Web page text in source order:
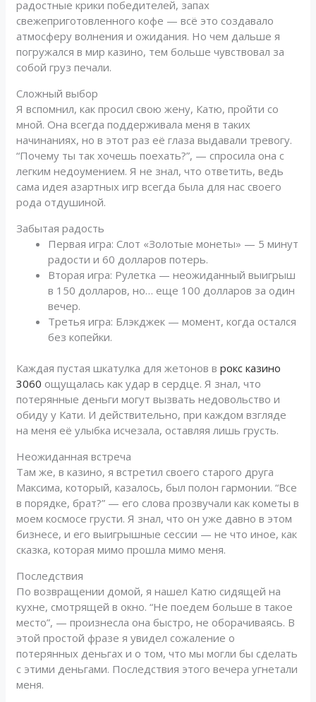
радостные крики победителей, запах
свежеприготовленного кофе — всё это создавало
атмосферу волнения и ожидания. Но чем дальше я
погружался в мир казино, тем больше чувствовал за
собой груз печали.
Сложный выбор
Я вспомнил, как просил свою жену, Катю, пройти со
мной. Она всегда поддерживала меня в таких
начинаниях, но в этот раз её глаза выдавали тревогу.
“Почему ты так хочешь поехать?”, — спросила она с
легким недоумением. Я не знал, что ответить, ведь
сама идея азартных игр всегда была для нас своего
рода отдушиной.
Забытая радость
Первая игра: Слот «Золотые монеты» — 5 минут
радости и 60 долларов потерь.
Вторая игра: Рулетка — неожиданный выигрыш
в 150 долларов, но… еще 100 долларов за один
вечер.
Третья игра: Блэкджек — момент, когда остался
без копейки.
Каждая пустая шкатулка для жетонов врокс казино
3060 ощущалась как удар в сердце. Я знал, что
потерянные деньги могут вызвать недовольство и
обиду у Кати. И действительно, при каждом взгляде
на меня её улыбка исчезала, оставляя лишь грусть.
Неожиданная встреча
Там же, в казино, я встретил своего старого друга
Максима, который, казалось, был полон гармонии. “Все
в порядке, брат?” — его слова прозвучали как кометы в
моем космосе грусти. Я знал, что он уже давно в этом
бизнесе, и его выигрышные сессии — не что иное, как
сказка, которая мимо прошла мимо меня.
Последствия
По возвращении домой, я нашел Катю сидящей на
кухне, смотрящей в окно. “Не поедем больше в такое
место”, — произнесла она быстро, не оборачиваясь. В
этой простой фразе я увидел сожаление о
потерянных деньгах и о том, что мы могли бы сделать
с этими деньгами. Последствия этого вечера угнетали
меня.